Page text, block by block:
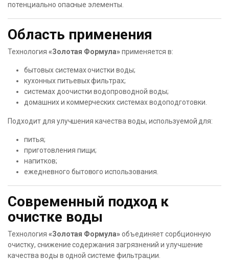
потенциально опасные элементы.
Область применения
Технология «Золотая Формула»применяется в:
бытовых системах очистки воды;
кухонных питьевых фильтрах;
системах доочистки водопроводной воды;
домашних и коммерческих системах водоподготовки.
Подходит для улучшения качества воды, используемой для:
питья;
приготовления пищи;
напитков;
ежедневного бытового использования.
Современный подход к
очистке воды
Технология «Золотая Формула»объединяет сорбционную
очистку, снижение содержания загрязнений и улучшение
качества воды в одной системе фильтрации.